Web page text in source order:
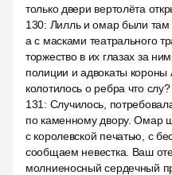
только двери вертолёта
130: Лилль и омар были
а с масками театрального
торжество в их глазах за
полиции и адвокаты
колотилось о ребра что слу?
131 : Случилось,
по каменному двору. Омар
с королевской печатью, с
сообщаем невестка. Ваш
молниеносный сердечный